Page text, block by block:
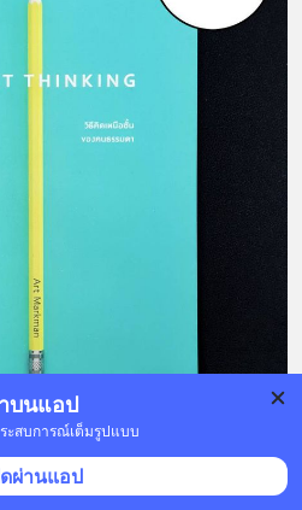
บนแอป
ะสบการณ์เต็มรูปแบบ
ดผ่านแอป